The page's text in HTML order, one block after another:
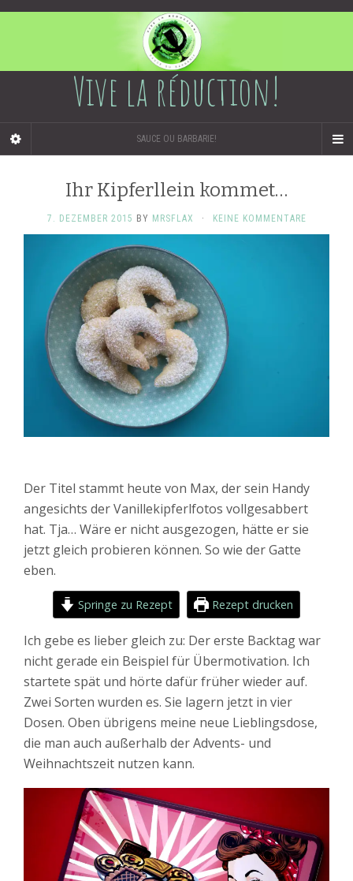
Vive la réduction!
SAUCE OU BARBARIE!
Ihr Kipferllein kommet…
7. DEZEMBER 2015 BY MRSFLAX · KEINE KOMMENTARE
Der Titel stammt heute von Max, der sein Handy
angesichts der Vanillekipferlfotos vollgesabbert
hat. Tja… Wäre er nicht ausgezogen, hätte er sie
jetzt gleich probieren können. So wie der Gatte
eben.
Springe zu Rezept Rezept drucken
Ich gebe es lieber gleich zu: Der erste Backtag war
nicht gerade ein Beispiel für Übermotivation. Ich
startete spät und hörte dafür früher wieder auf.
Zwei Sorten wurden es. Sie lagern jetzt in vier
Dosen. Oben übrigens meine neue Lieblingsdose,
die man auch außerhalb der Advents- und
Weihnachtszeit nutzen kann.